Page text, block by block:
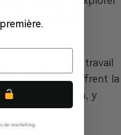
une grande
les stations de travail
Deepseekoffrent la
évolution, y
de marketing.